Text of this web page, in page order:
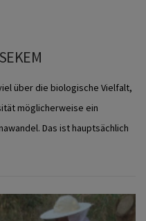
über die biologische Vielfalt,
möglicherweise ein
Das ist hauptsächlich